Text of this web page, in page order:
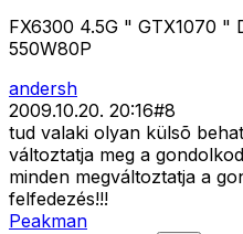
FX6300 4.5G " GTX1070 "
550W80P
andersh
2009.10.20. 20:16#8
tud valaki olyan külsõ
változtatja meg a
minden megváltoztatja a
felfedezés!!!
Peakman